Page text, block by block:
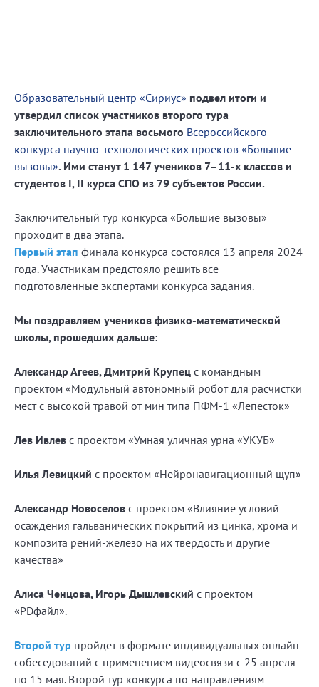
Образовательный центр «Сириус» подвел итоги и
утвердил список участников второго тура
заключительного этапа восьмого Всероссийского
конкурса научно-технологических проектов «Большие
вызовы». Ими станут 1 147 учеников 7–11-х классов и
студентов I, II курса СПО из 79 субъектов России.
Заключительный тур конкурса «Большие вызовы»
проходит в два этапа.
Первый этап финала конкурса состоялся 13 апреля 2024
года. Участникам предстояло решить все
подготовленные экспертами конкурса задания.
Мы поздравляем учеников физико-математической
школы, прошедших дальше:
Александр Агеев, Дмитрий Крупец с командным
проектом «Модульный автономный робот для расчистки
мест с высокой травой от мин типа ПФМ-1 «Лепесток»
Лев Ивлев с проектом «Умная уличная урна «УКУБ»
Илья Левицкий с проектом «Нейронавигационный щуп»
Александр Новоселов с проектом «Влияние условий
осаждения гальванических покрытий из цинка, хрома и
композита рений-железо на их твердость и другие
качества»
Алиса Ченцова, Игорь Дышлевский с проектом
«PDфайл».
Второй тур пройдет в формате индивидуальных онлайн-
собеседований с применением видеосвязи с 25 апреля
по 15 мая. Второй тур конкурса по направлениям